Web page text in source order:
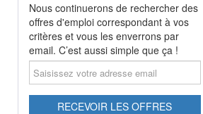
Nous continuerons de rechercher des
offres d'emploi correspondant à vos
critères et vous les enverrons par
email. C’est aussi simple que ça !
Saisissez
votre
adresse
RECEVOIR LES OFFRES